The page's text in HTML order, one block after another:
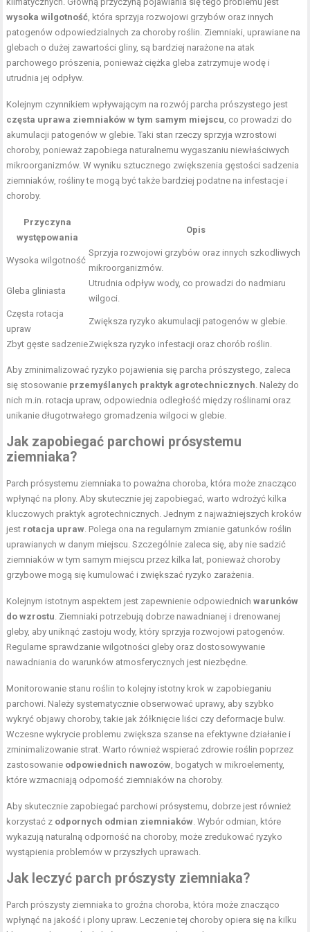
wysoka wilgotność, która sprzyja rozwojowi grzybów oraz innych
patogenów odpowiedzialnych za choroby roślin. Ziemniaki, uprawiane na
glebach o dużej zawartości gliny, są bardziej narażone na atak
parchowego prószenia, ponieważ ciężka gleba zatrzymuje wodę i
utrudnia jej odpływ.
Kolejnym czynnikiem wpływającym na rozwój parcha prószystego jest
częsta uprawa ziemniaków w tym samym miejscu, co prowadzi do
akumulacji patogenów w glebie. Taki stan rzeczy sprzyja wzrostowi
choroby, ponieważ zapobiega naturalnemu wygaszaniu niewłaściwych
mikroorganizmów. W wyniku sztucznego zwiększenia gęstości sadzenia
ziemniaków, rośliny te mogą być także bardziej podatne na infestacje i
choroby.
Przyczyna
występowania
Opis
Wysoka wilgotność
Sprzyja rozwojowi grzybów oraz innych szkodliwych
mikroorganizmów.
Gleba gliniasta
Utrudnia odpływ wody, co prowadzi do nadmiaru
wilgoci.
Częsta rotacja
upraw
Zwiększa ryzyko akumulacji patogenów w glebie.
Zbyt gęste sadzenieZwiększa ryzyko infestacji oraz chorób roślin.
Aby zminimalizować ryzyko pojawienia się parcha prószystego, zaleca
się stosowanie przemyślanych praktyk agrotechnicznych. Należy do
nich m.in. rotacja upraw, odpowiednia odległość między roślinami oraz
unikanie długotrwałego gromadzenia wilgoci w glebie.
Jak zapobiegać parchowi prósystemu
ziemniaka?
Parch prósystemu ziemniaka to poważna choroba, która może znacząco
wpłynąć na plony. Aby skutecznie jej zapobiegać, warto wdrożyć kilka
kluczowych praktyk agrotechnicznych. Jednym z najważniejszych kroków
jest rotacja upraw. Polega ona na regularnym zmianie gatunków roślin
uprawianych w danym miejscu. Szczególnie zaleca się, aby nie sadzić
ziemniaków w tym samym miejscu przez kilka lat, ponieważ choroby
grzybowe mogą się kumulować i zwiększać ryzyko zarażenia.
Kolejnym istotnym aspektem jest zapewnienie odpowiednichwarunków
do wzrostu. Ziemniaki potrzebują dobrze nawadnianej i drenowanej
gleby, aby uniknąć zastoju wody, który sprzyja rozwojowi patogenów.
Regularne sprawdzanie wilgotności gleby oraz dostosowywanie
nawadniania do warunków atmosferycznych jest niezbędne.
Monitorowanie stanu roślin to kolejny istotny krok w zapobieganiu
parchowi. Należy systematycznie obserwować uprawy, aby szybko
wykryć objawy choroby, takie jak żółknięcie liści czy deformacje bulw.
Wczesne wykrycie problemu zwiększa szanse na efektywne działanie i
zminimalizowanie strat. Warto również wspierać zdrowie roślin poprzez
zastosowanie odpowiednich nawozów, bogatych w mikroelementy,
które wzmacniają odporność ziemniaków na choroby.
Aby skutecznie zapobiegać parchowi prósystemu, dobrze jest również
korzystać z odpornych odmian ziemniaków. Wybór odmian, które
wykazują naturalną odporność na choroby, może zredukować ryzyko
wystąpienia problemów w przyszłych uprawach.
Jak leczyć parch prószysty ziemniaka?
Parch prószysty ziemniaka to groźna choroba, która może znacząco
wpłynąć na jakość i plony upraw. Leczenie tej choroby opiera się na kilku